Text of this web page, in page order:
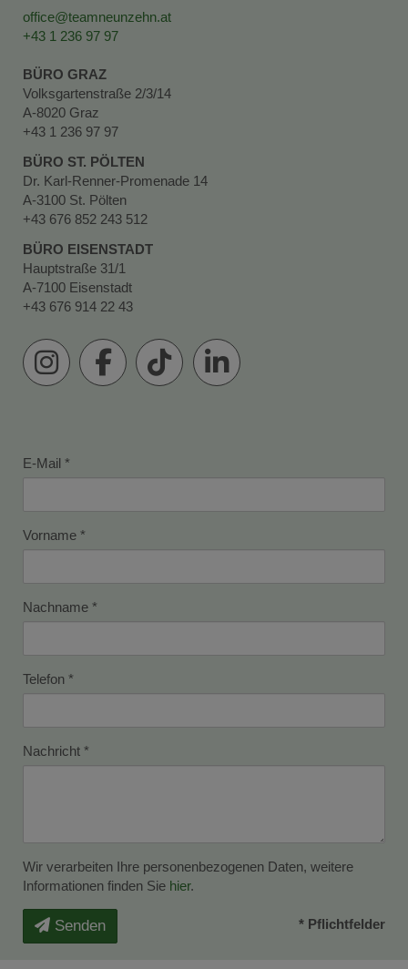
office@teamneunzehn.at
+43 1 236 97 97
BÜRO GRAZ
Volksgartenstraße 2/3/14
A-8020 Graz
+43 1 236 97 97
BÜRO ST. PÖLTEN
Dr. Karl-Renner-Promenade 14
A-3100 St. Pölten
+43 676 852 243 512
BÜRO EISENSTADT
Hauptstraße 31/1
A-7100 Eisenstadt
+43 676 914 22 43
E-Mail
Vorname
Nachname
Telefon
Nachricht
Wir verarbeiten Ihre personenbezogenen Daten, weitere
Informationen finden Sie hier.
Senden * Pflichtfelder